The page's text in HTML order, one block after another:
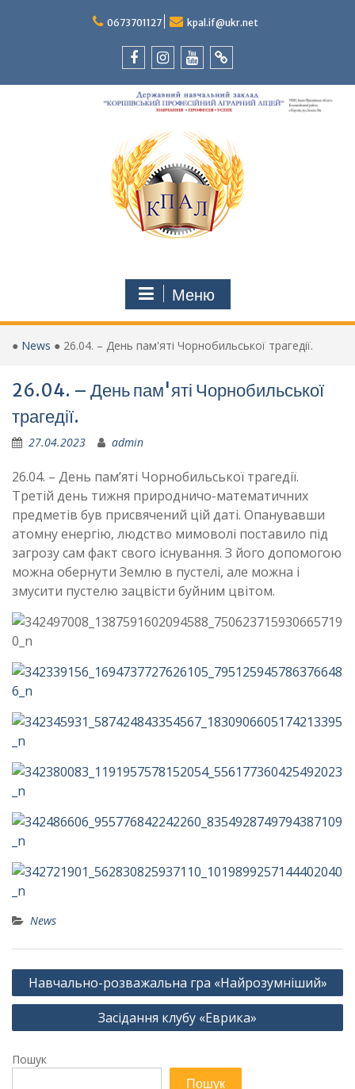
0673701127 kpal.if@ukr.net
Tok
Меню
● News ● 26.04. – День пам'яті Чорнобильської трагедії.
26.04. – День пам'яті Чорнобильської
трагедії.
27.04.2023 admin
26.04. – День пам’яті Чорнобильської трагедії.
Третій день тижня природничо-математичних
предметів був присвячений цій даті. Опанувавши
атомну енергію, людство мимоволі поставило під
загрозу сам факт свого існування. З його допомогою
можна обернути Землю в пустелі, але можна і
змусити пустелю зацвісти буйним цвітом.
News
Навігація
записів
Навчально-розважальна гра «Найрозумніший»
Засідання клубу «Еврика»
Пошук
Пошук